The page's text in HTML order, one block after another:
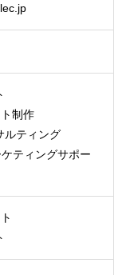
制作
ルティング
ティングサポー